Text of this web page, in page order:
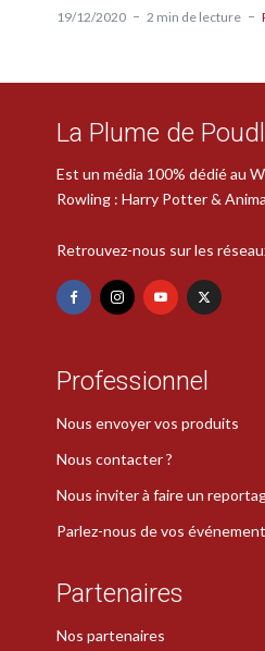
19/12/2020 2 min de lecture
La Plume de
Est un média 100% dédié au
Rowling : Harry Potter &
Retrouvez-nous sur les
Professionnel
Nous envoyer vos produits
Nous contacter ?
Nous inviter à faire un
Parlez-nous de vos
Partenaires
Nos partenaires